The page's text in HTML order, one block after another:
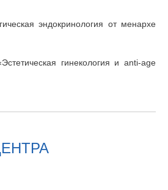
эндокринология от менархе
гинекология и anti-age